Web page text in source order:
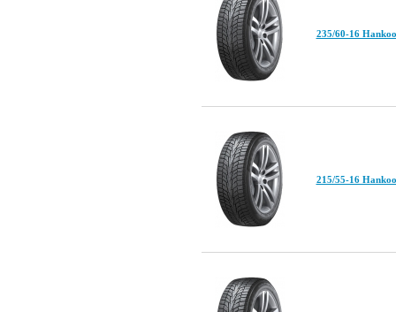
235/60-16
215/55-16